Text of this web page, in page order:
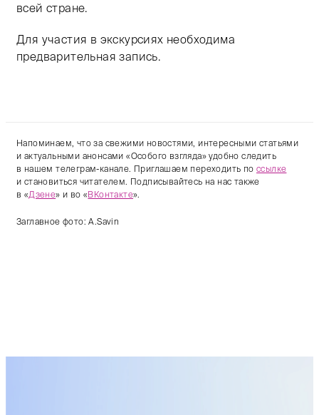
всей стране.
Для участия в экскурсиях необходима
предварительная запись.
Напоминаем, что за свежими новостями, интересными статьями
и актуальными анонсами «Особого взгляда» удобно следить
в нашем телеграм-канале. Приглашаем переходить по ссылке
и становиться читателем. Подписывайтесь на нас также
в «Дзене» и во «ВКонтакте».
Заглавное фото: A.Savin